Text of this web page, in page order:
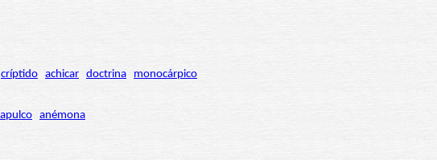
críptido achicar doctrina monocárpico
anémona